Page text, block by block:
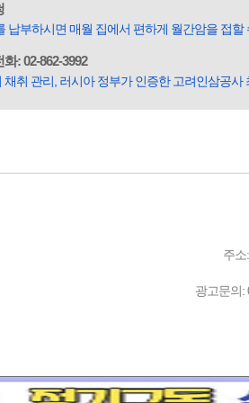
납부하시면 매월 집에서 편하게 월간암을 접할
: 02-862-3992
취 관리, 러시아 정부가 인증한 고려인삼공사
주
광고문의: